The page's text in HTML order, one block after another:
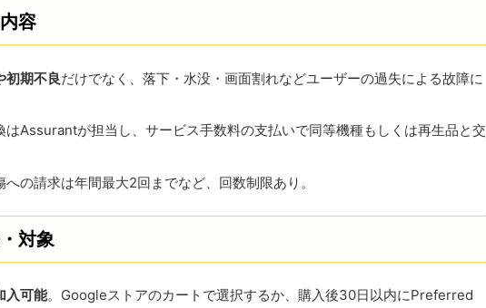
容
初期不良だけでなく、落下・水没・画面割れなどユーザーの過失による故障に
はAssurantが担当し、サービス手数料の支払いで同等機種もしくは再生品と交
への請求は年間最大2回までなど、回数制限あり。
対象
入可能。Googleストアのカートで選択するか、購入後30日以内にPreferred